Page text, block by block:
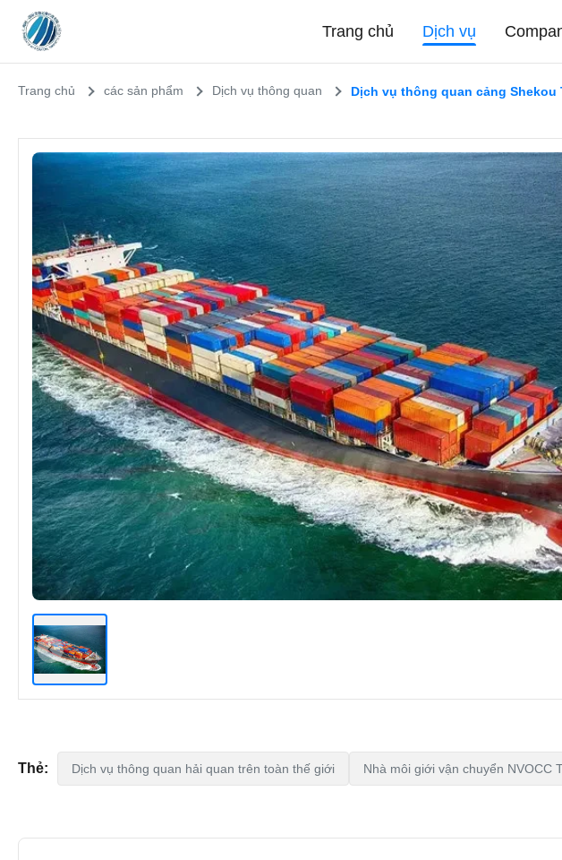
Trang chủ Dịch vụ
Trang chủ các sản phẩm Dịch vụ thông quan Dịch vụ thông quan cảng Shekou
Thẻ: Dịch vụ thông quan hải quan trên toàn thế giới Nhà môi giới vận chuyển NVOCC